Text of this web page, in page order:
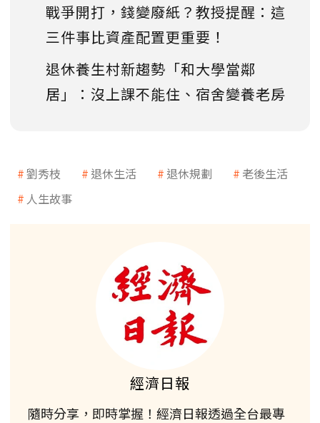
戰爭開打，錢變廢紙？教授提醒：這
三件事比資產配置更重要！
退休養生村新趨勢「和大學當鄰
居」：沒上課不能住、宿舍變養老房
劉秀枝 退休生活 退休規劃
老後生活
人生故事
經濟日報
隨時分享，即時掌握！經濟日報透過全台最專